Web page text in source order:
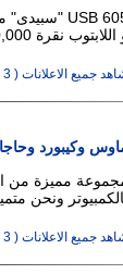
نقرة 3000,000 عمره الافتراضى حتى 80 …
جميع الاعلانات ( 3 )
وكيبورد
مميزة من
ونحن
جميع الاعلانات ( 3 )